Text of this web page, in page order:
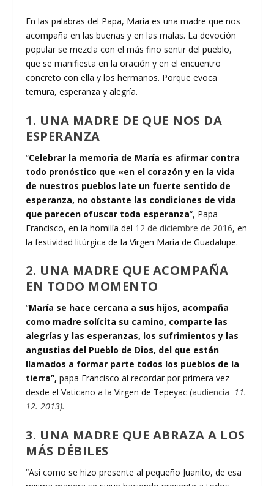
En las palabras del Papa, María es una madre que nos
acompaña en las buenas y en las malas. La devoción
popular se mezcla con el más fino sentir del pueblo,
que se manifiesta en la oración y en el encuentro
concreto con ella y los hermanos. Porque evoca
ternura, esperanza y alegría.
1. UNA MADRE DE QUE NOS DA
ESPERANZA
“Celebrar la memoria de María es afirmar contra
todo pronóstico que «en el corazón y en la vida
de nuestros pueblos late un fuerte sentido de
esperanza, no obstante las condiciones de vida
que parecen ofuscar toda esperanza“, Papa
Francisco, en la homilía del 12 de diciembre de 2016, en
la festividad litúrgica de la Virgen María de Guadalupe.
2. UNA MADRE QUE ACOMPAÑA
EN TODO MOMENTO
“María se hace cercana a sus hijos, acompaña
como madre solícita su camino, comparte las
alegrías y las esperanzas, los sufrimientos y las
angustias del Pueblo de Dios, del que están
llamados a formar parte todos los pueblos de la
tierra”,papa Francisco al recordar por primera vez
desde el Vaticano a la Virgen de Tepeyac (audiencia 11.
12. 2013).
3. UNA MADRE QUE ABRAZA A LOS
MÁS DÉBILES
“Así­ como se hizo presente al pequeño Juanito, de esa